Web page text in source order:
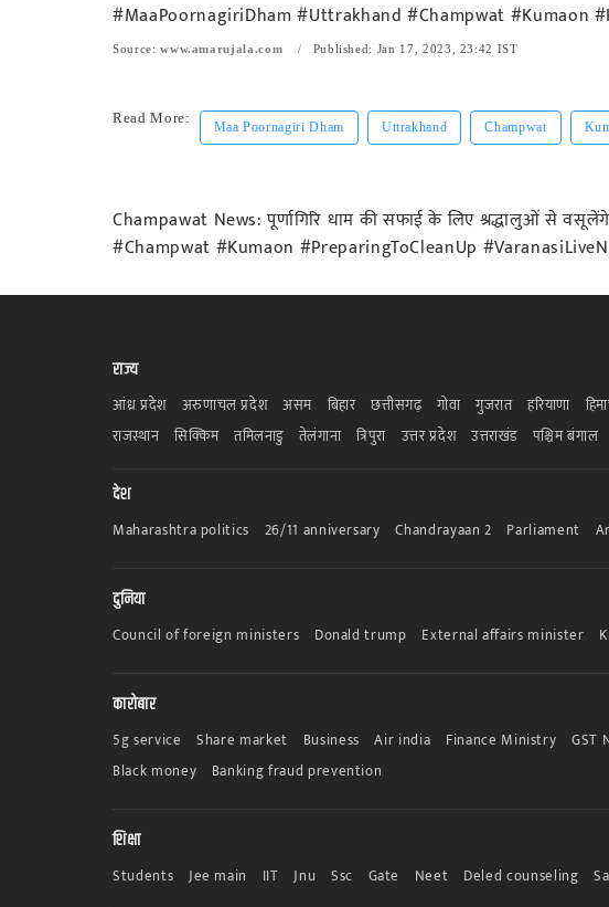
#MaaPoornagiriDham #Uttrakhand #Champwat #Kumaon
Source:www.amarujala.com Published: Jan 17, 2023, 23:42 IST
Read More:
Maa Poornagiri Dham Uttrakhand Champwat
Champawat News: पूर्णागिरि धाम की सफाई के लिए श्रद्धालुओं से
#Champwat #Kumaon #PreparingToCleanUp
राज्य
आंध्र प्रदेश अरुणाचल प्रदेश असम बिहार छत्तीसगढ़ गोवा गुजरात हरियाणा
राजस्थान
सिक्किम तमिलनाडु तेलंगाना त्रिपुरा उत्तर प्रदेश उत्तराखंड पश्चिम बंगाल
देश
Maharashtra politics 26/11 anniversary Chandrayaan 2 Parliament
दुनिया
Council of foreign ministers Donald trump External affairs minister
कारोबार
5g service Share market Business Air india Finance Ministry GST
Black money
Banking fraud prevention
शिक्षा
Students Jee main IIT Jnu Ssc Gate Neet Deled counseling